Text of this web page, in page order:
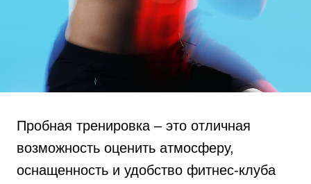
Пробная тренировка – это отличная
возможность оценить атмосферу,
оснащенность и удобство фитнес-клуба